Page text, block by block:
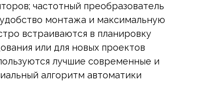
частотный преобразователь
монтажа и максимальную
встраиваются в планировку
или для новых проектов
лучшие современные и
алгоритм автоматики